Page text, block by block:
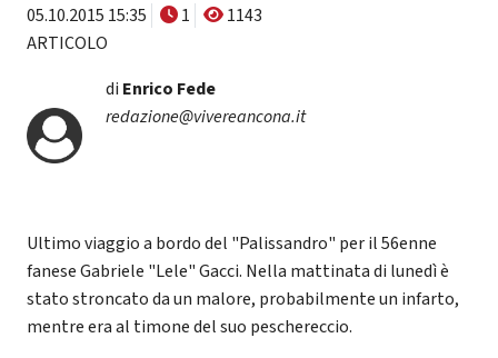
05.10.2015 15:35 1
1143
ARTICOLO
di Enrico Fede
redazione@vivereancona.it
Ultimo viaggio a bordo del "Palissandro" per il 56enne
fanese Gabriele "Lele" Gacci. Nella mattinata di lunedì è
stato stroncato da un malore, probabilmente un infarto,
mentre era al timone del suo peschereccio.